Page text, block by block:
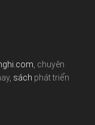
, chuyên
sách phát triển